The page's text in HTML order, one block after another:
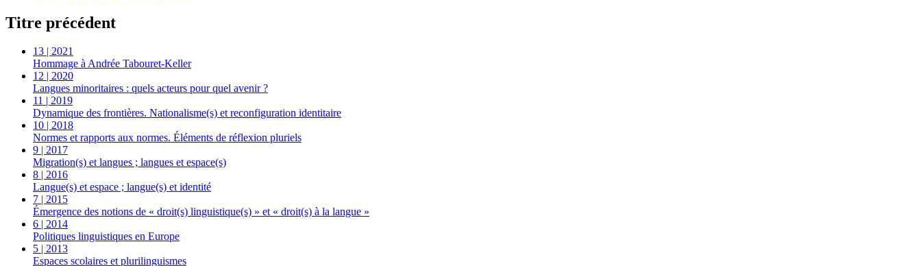
Titre précédent
13 | 2021
Hommage à Andrée Tabouret-Keller
12 | 2020
Langues minoritaires : quels acteurs pour quel avenir ?
11 | 2019
Dynamique des frontières. Nationalisme(s) et reconfiguration identitaire
10 | 2018
Normes et rapports aux normes. Éléments de réflexion pluriels
9 | 2017
Migration(s) et langues ; langues et espace(s)
8 | 2016
Langue(s) et espace ; langue(s) et identité
7 | 2015
Émergence des notions de « droit(s) linguistique(s) » et « droit(s) à la langue »
6 | 2014
Politiques linguistiques en Europe
5 | 2013
Espaces scolaires et plurilinguismes